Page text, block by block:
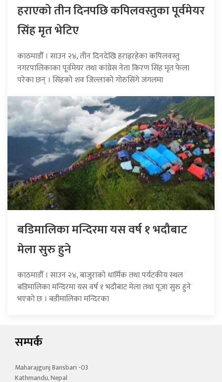
हराएको तीन दिनपछि कपिलवस्तुका पूर्वमेयर
सिंह मृत भेटिए
काठमाडौँ । साउन २४, तीन दिनदेखि हराइरहेका कपिलवस्तु
नगरपालिकाका पूर्वमेयर तथा कांग्रेस नेता किरण सिंह मृत फेला
परेका छन् । सिंहको शव जिल्लाको गोरुसिंगे जंगलमा
बडिमालिका मन्दिरमा यस वर्ष १ भदौबाट
मेला सुरु हुने
काठमाडौँ । साउन २४, बाजुराको धार्मिक तथा पर्यटकीय स्थल
बडिमालिका मन्दिरमा यस वर्ष १ भदौबाट मेला तथा पूजा सुरु हुने
भएको छ । बडीमालिका मन्दिरका
सम्पर्क
Maharajgunj Bansbari -03
Kathmandu, Nepal